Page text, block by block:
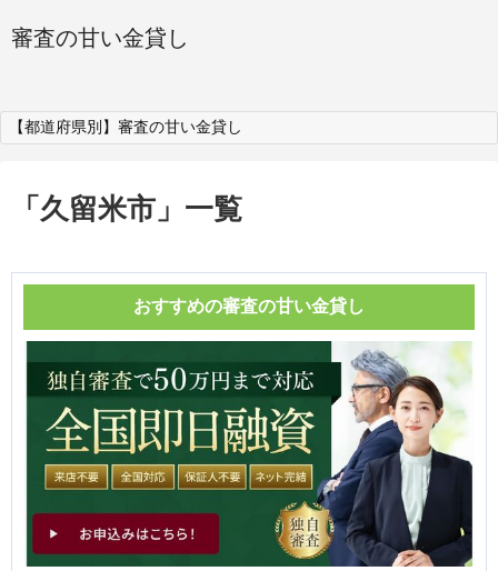
審査の甘い金貸し
【都道府県別】審査の甘い金貸し
「 久留米市 」 一覧
おすすめの審査の甘い金貸し